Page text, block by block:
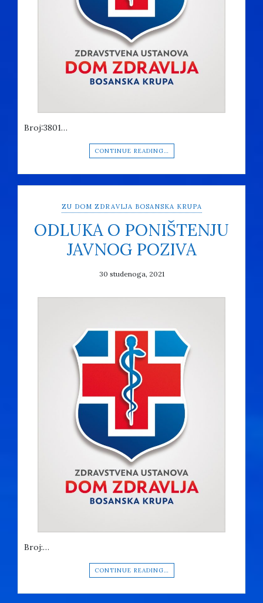
Broj:3801…
CONTINUE READING…
ZU DOM ZDRAVLJA BOSANSKA KRUPA
ODLUKA O PONIŠTENJU
JAVNOG POZIVA
30 studenoga, 2021
Broj:…
CONTINUE READING…